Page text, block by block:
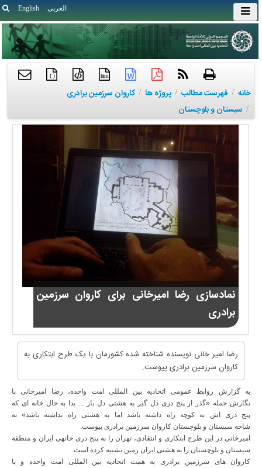
English العربی
htm
{ }
خانه / فهرست مطالب / پروژه ها / کاروان سرزمین برادری
/ سیستان و بلوچستان
نمادسازی رضا امیرخانی برای کاروان سرزمین
برادری
رضا امیر خانی نویسنده شناخته شده کشورمان با یک طرح ابتکاری به
کاروان سرزمین برادری پیوست.
به گزارش روابط عمومی اتحادیه بین المللی امت واحده، رضا امیرخانی با
نگارش جمله «گذر از پنج دری دل گیر به هشتی دل باز ... بدا به حال خانه ای که
پنج دری اش به کوچه راه داشته باشد اما به هشتی راه نداشته باشد» به
شاخه سیستان و بلوچستان کاروان سرزمین برادری پیوست.
امیرخانی در این طرح ابتکاری و انتقادی، تهران را به پنج دری خانه­ی ایران و منطقه
سیستان و بلوچستان را به هشتی ایران زمین تشبیه کرده است.
کاروان های سرزمین برادری به همت اتحادیه بین المللی امت واحده و با